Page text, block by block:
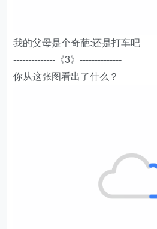
我的父母是个奇葩:还是打车吧
--------------《3》--------------
你从这张图看出了什么？